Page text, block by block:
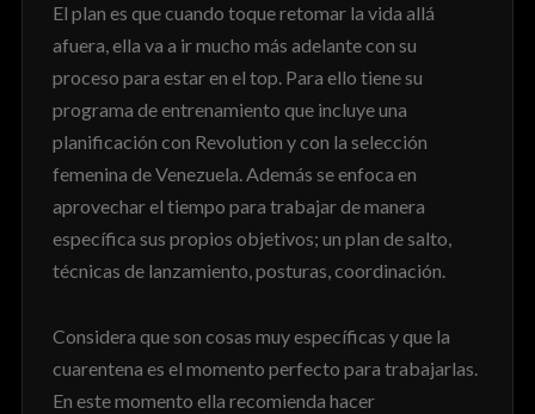
El plan es que cuando toque retomar la vida allá
afuera, ella va a ir mucho más adelante con su
proceso para estar en el top. Para ello tiene su
programa de entrenamiento que incluye una
planificación con Revolution y con la selección
femenina de Venezuela. Además se enfoca en
aprovechar el tiempo para trabajar de manera
específica sus propios objetivos; un plan de salto,
técnicas de lanzamiento, posturas, coordinación.
Considera que son cosas muy específicas y que la
cuarentena es el momento perfecto para trabajarlas.
En este momento ella recomienda hacer